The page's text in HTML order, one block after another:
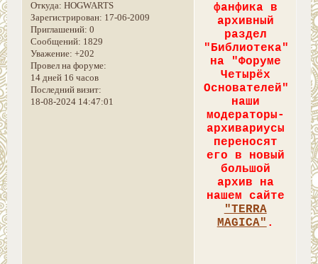
Откуда: HOGWARTS
Зарегистрирован: 17-06-2009
Приглашений: 0
Сообщений: 1829
Уважение: +202
Провел на форуме:
14 дней 16 часов
Последний визит:
18-08-2024 14:47:01
фанфика в
архивный
раздел
"Библиотека"
на "Форуме
Четырёх
Основателей"
наши
модераторы-
архивариусы
переносят
его в новый
большой
архив на
нашем сайте
"TERRA
MAGICA" .